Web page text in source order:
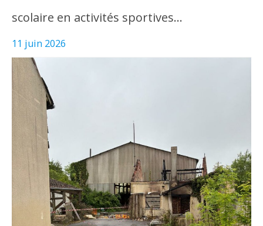
scolaire en activités sportives…
11 juin 2026